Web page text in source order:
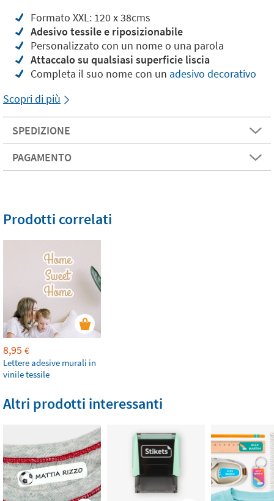
Formato XXL: 120 x 38cms
Adesivo tessile e riposizionabile
Personalizzato con un nome o una parola
Attaccalo su qualsiasi superficie liscia
Completa il suo nome con un adesivo decorativo
Scopri di più
SPEDIZIONE
PAGAMENTO
Prodotti correlati
8,95 €
Lettere adesive murali in
vinile tessile
Altri prodotti interessanti